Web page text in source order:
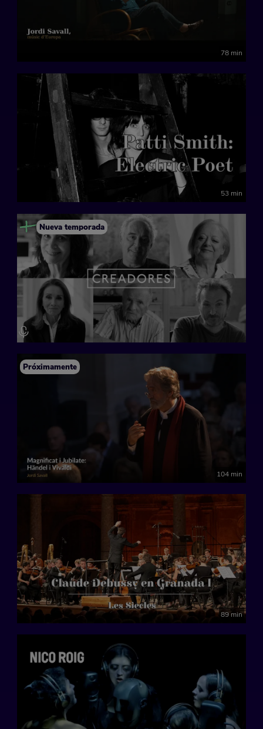
78 min
53 min
Nueva temporada
Próximamente
104 min
89 min